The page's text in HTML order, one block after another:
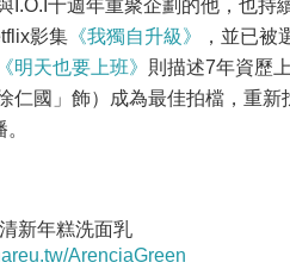
I.O.I十週年重聚企劃的他，也持
影集 《我獨自升級》 ，並已被
《明天也要上班》 則描述7年資歷
仁國」飾）成為最佳拍檔，重
新年糕洗面乳
ArenciaGreen